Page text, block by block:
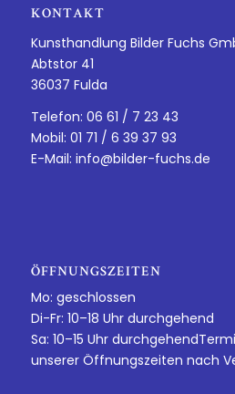
KONTAKT
Kunsthandlung Bilder Fuchs
Abtstor 41
36037 Fulda
Telefon: 06 61 / 7 23 43
Mobil: 01 71 / 6 39 37 93
E-Mail: info@bilder-fuchs.de
ÖFFNUNGSZEITEN
Mo: geschlossen
Di-Fr: 10–18 Uhr durchgehend
Sa: 10–15 Uhr
unserer Öffnungszeiten nach